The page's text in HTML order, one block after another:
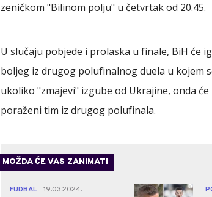
zeničkom "Bilinom polju" u četvrtak od 20.45.
U slučaju pobjede i prolaska u finale, BiH će
boljeg iz drugog polufinalnog duela u kojem
ukoliko "zmajevi" izgube od Ukrajine, onda
poraženi tim iz drugog polufinala.
MOŽDA ĆE VAS ZANIMATI
FUDBAL
19.03.2024.
0